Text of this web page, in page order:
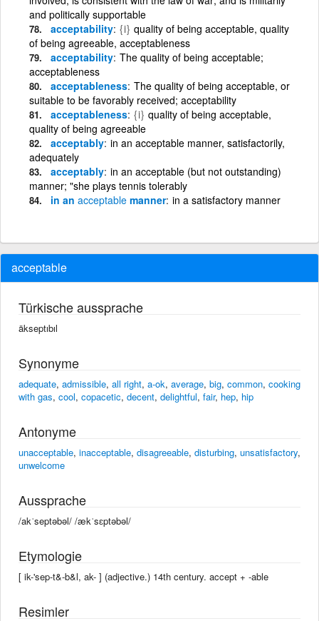
and politically supportable
acceptability {i} quality of being acceptable, quality
of being agreeable, acceptableness
acceptability The quality of being acceptable;
acceptableness
acceptableness The quality of being acceptable, or
suitable to be favorably received; acceptability
acceptableness {i} quality of being acceptable,
quality of being agreeable
acceptably in an acceptable manner, satisfactorily,
adequately
acceptably in an acceptable (but not outstanding)
manner; "she plays tennis tolerably
in an acceptable manner in a satisfactory manner
acceptable
Türkische aussprache
äkseptıbıl
Synonyme
adequate, admissible, all right, a-ok, average, big, common, cooking
with gas, cool, copacetic, decent, delightful, fair, hep, hip
Antonyme
unacceptable, inacceptable, disagreeable, disturbing, unsatisfactory,
unwelcome
Aussprache
/akˈseptəbəl/ /ækˈsɛptəbəl/
Etymologie
[ ik-'sep-t&-b&l, ak- ] (adjective.) 14th century. accept +‎ -able
Resimler